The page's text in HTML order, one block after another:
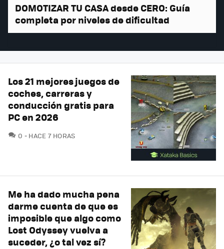
DOMOTIZAR TU CASA desde CERO: Guía
completa por niveles de dificultad
Los 21 mejores juegos de
coches, carreras y
conducción gratis para
PC en 2026
0 COMENTARIOS
HACE 7 HORAS
Me ha dado mucha pena
darme cuenta de que es
imposible que algo como
Lost Odyssey vuelva a
suceder, ¿o tal vez sí?